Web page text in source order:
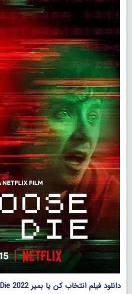
دانلود فیلم انتخاب کن یا بمیر Choose or Die 2022